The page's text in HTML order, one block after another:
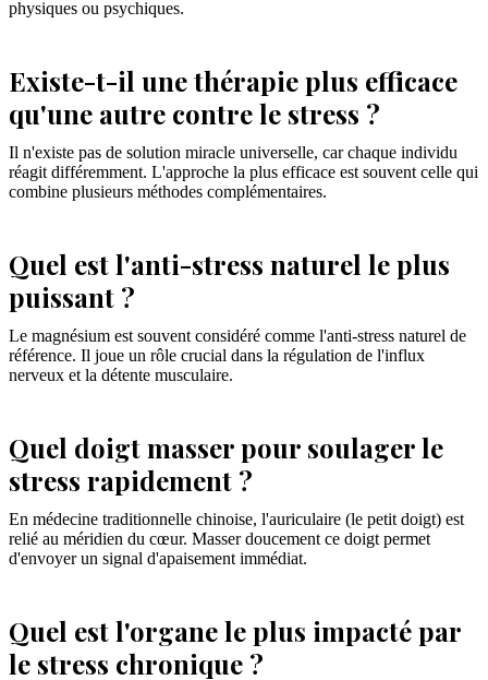
physiques ou psychiques.
Existe-t-il une thérapie plus efficace
qu'une autre contre le stress ?
Il n'existe pas de solution miracle universelle, car chaque individu
réagit différemment. L'approche la plus efficace est souvent celle qui
combine plusieurs méthodes complémentaires.
Quel est l'anti-stress naturel le plus
puissant ?
Le magnésium est souvent considéré comme l'anti-stress naturel de
référence. Il joue un rôle crucial dans la régulation de l'influx
nerveux et la détente musculaire.
Quel doigt masser pour soulager le
stress rapidement ?
En médecine traditionnelle chinoise, l'auriculaire (le petit doigt) est
relié au méridien du cœur. Masser doucement ce doigt permet
d'envoyer un signal d'apaisement immédiat.
Quel est l'organe le plus impacté par
le stress chronique ?